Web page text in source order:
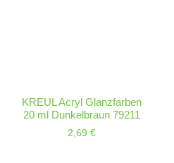
KREUL Acryl Glanzfarben
20 ml Dunkelbraun 79211
2,69 €